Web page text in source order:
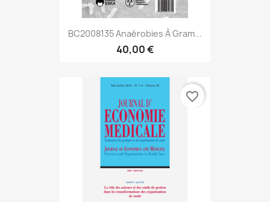
BC2008135 Anaérobies À Gram...
40,00 €
favorite_border